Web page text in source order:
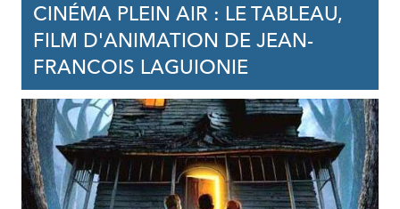
CINÉMA PLEIN AIR : LE TABLEAU,
FILM D'ANIMATION DE JEAN-
FRANCOIS LAGUIONIE